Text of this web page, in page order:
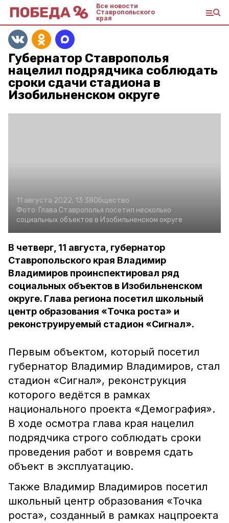
Все новости
Ставропольского
края
Губернатор Ставрополья
нацелил подрядчика соблюдать
сроки сдачи стадиона в
Изобильненском округе
11 августа 2022, 13:38Общество
Фото: Глава Ставрополья посетил несколько
социальных объектов в Изобильненском округе
В четверг, 11 августа, губернатор
Ставропольского края Владимир
Владимиров проинспектировал ряд
социальных объектов в Изобильненском
округе. Глава региона посетил школьный
центр образования «Точка роста» и
реконструируемый стадион «Сигнал».
Первым объектом, который посетил
губернатор Владимир Владимиров, стал
стадион «Сигнал», реконструкция
которого ведётся в рамках
национального проекта «Демография».
В ходе осмотра глава края нацелил
подрядчика строго соблюдать сроки
проведения работ и вовремя сдать
объект в эксплуатацию.
Также Владимир Владимиров посетил
школьный центр образования «Точка
роста», созданный в рамках нацпроекта